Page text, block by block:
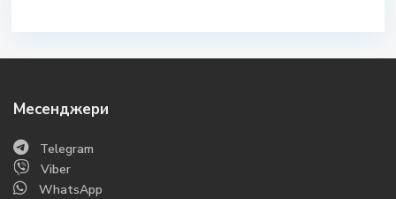
Месенджери
Telegram
Viber
WhatsApp